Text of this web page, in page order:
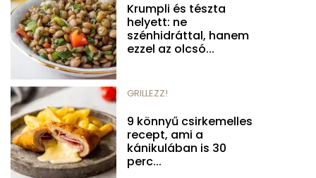
Krumpli és tészta
helyett: ne
szénhidráttal, hanem
ezzel az olcsó...
GRILLEZZ!
9 könnyű csirkemelles
recept, ami a
kánikulában is 30
perc...